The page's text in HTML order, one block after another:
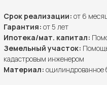
Срок реализации: от 6
Гарантия: от 5 лет
Ипотека/мат. капитал:
Земельный участок:
кадастровым инженером
Материал: оцилиндрованное